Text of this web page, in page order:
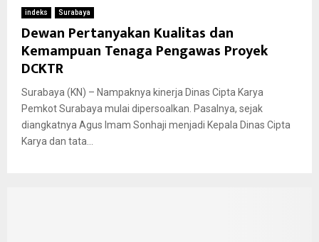
indeks Surabaya
Dewan Pertanyakan Kualitas dan
Kemampuan Tenaga Pengawas Proyek
DCKTR
Surabaya (KN) – Nampaknya kinerja Dinas Cipta Karya
Pemkot Surabaya mulai dipersoalkan. Pasalnya, sejak
diangkatnya Agus Imam Sonhaji menjadi Kepala Dinas Cipta
Karya dan tata...